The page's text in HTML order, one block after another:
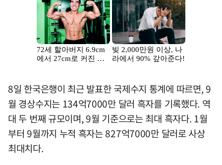
8일 한국은행이 최근 발표한 국제수지 통계에 따르면, 9
월 경상수지는 134억7000만 달러 흑자를 기록했다. 역
대 두 번째 규모이며, 9월 기준으로는 최대 흑자다. 1월
부터 9월까지 누적 흑자는 827억7000만 달러로 사상
최대치다.